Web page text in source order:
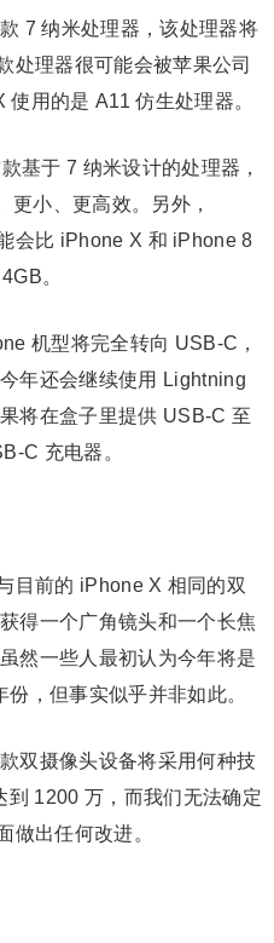
7 纳米处理器，该处理器将
处理器很可能会被苹果公司
用的是 A11 仿生处理器。
基于 7 纳米设计的处理器，
更小、更高效。另外，
会比 iPhone X 和 iPhone 8
。
机型将完全转向 USB-C，
年还会继续使用 Lightning
将在盒子里提供 USB-C 至
C 充电器。
目前的 iPhone X 相同的双
得一个广角镜头和一个长焦
然一些人最初认为今年将是
，但事实似乎并非如此。
双摄像头设备将采用何种技
1200 万，而我们无法确定
做出任何改进。